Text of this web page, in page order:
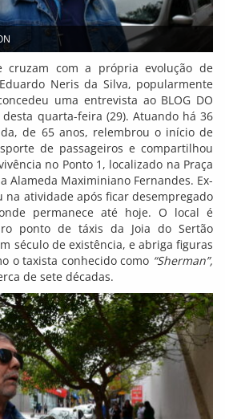
cruzam com a própria evolução de
Neris da Silva, popularmente
uma entrevista ao BLOG DO
desta quarta-feira (29). Atuando há 36
de 65 anos, relembrou o início de
de passageiros e compartilhou
no Ponto 1, localizado na Praça
Alameda Maximiniano Fernandes. Ex-
na atividade após ficar desempregado
permanece até hoje. O local é
ponto de táxis da Joia do Sertão
século de existência, e abriga figuras
o taxista conhecido como “Sherman”,
de sete décadas.